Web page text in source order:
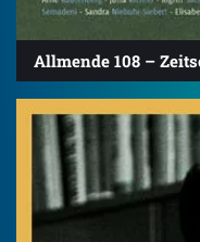
Allmende 108 –